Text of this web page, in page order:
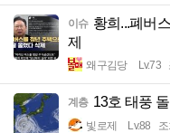
이슈 황희...폐버
제
왜구김당 Lv.73
계층 13호 태풍
빛로제 Lv.88